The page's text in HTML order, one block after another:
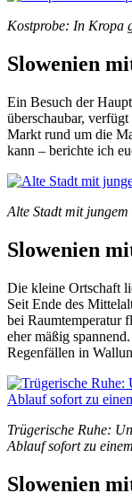
Kostprobe: In Kropa
Slowenien
Ein Besuch der
überschaubar,
Markt rund um die
kann – berichte ich
Alte Stadt mit
Slowenien
Die kleine Ortschaft
Seit Ende des
bei Raumtemperatur
eher mäßig
Regenfällen in
Trügerische Ruhe:
Ablauf sofort zu
Slowenien